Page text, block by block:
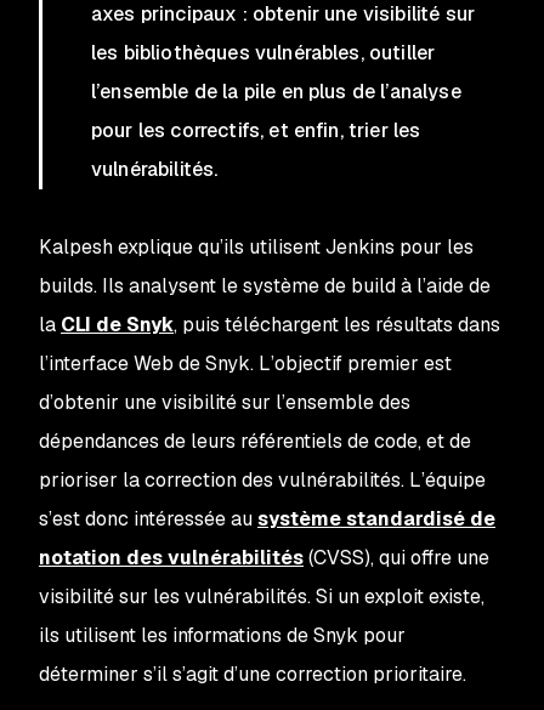
axes principaux : obtenir une visibilité sur
les bibliothèques vulnérables, outiller
l’ensemble de la pile en plus de l’analyse
pour les correctifs, et enfin, trier les
vulnérabilités.
Kalpesh explique qu’ils utilisent Jenkins pour les
builds. Ils analysent le système de build à l’aide de
la CLI de Snyk, puis téléchargent les résultats dans
l’interface Web de Snyk. L’objectif premier est
d’obtenir une visibilité sur l’ensemble des
dépendances de leurs référentiels de code, et de
prioriser la correction des vulnérabilités. L’équipe
s’est donc intéressée ausystème standardisé de
notation des vulnérabilités(CVSS), qui offre une
visibilité sur les vulnérabilités. Si un exploit existe,
ils utilisent les informations de Snyk pour
déterminer s’il s’agit d’une correction prioritaire.